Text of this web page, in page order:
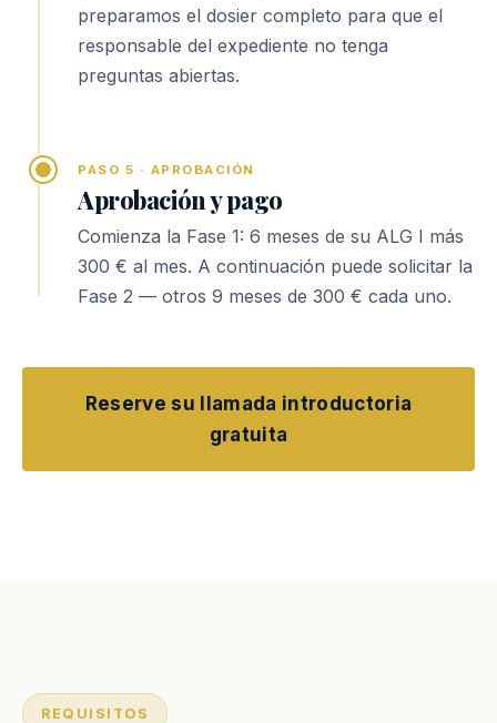
preparamos el dosier completo para que el
responsable del expediente no tenga
preguntas abiertas.
PASO 5 · APROBACIÓN
Aprobación y pago
Comienza la Fase 1: 6 meses de su ALG I más
300 € al mes. A continuación puede solicitar la
Fase 2 — otros 9 meses de 300 € cada uno.
Reserve su llamada introductoria
gratuita
REQUISITOS